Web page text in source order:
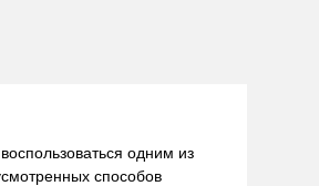
одним из
способов